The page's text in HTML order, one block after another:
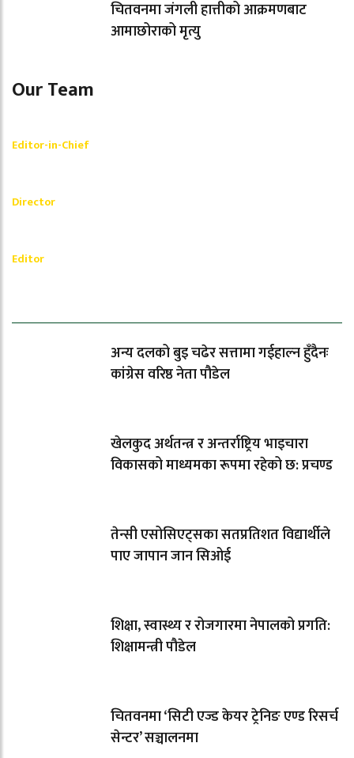
चितवनमा जंगली हात्तीको आक्रमणबाट
आमाछोराको मृत्यु
Our Team
Editor-in-Chief
Director
Editor
अन्य दलको बुइ चढेर सत्तामा गईहाल्न हुँदैनः
कांग्रेस वरिष्ठ नेता पौडेल
खेलकुद अर्थतन्त्र र अन्तर्राष्ट्रिय भाइचारा
विकासको माध्यमका रूपमा रहेको छ: प्रचण्ड
तेन्सी एसोसिएट्सका सतप्रतिशत विद्यार्थीले
पाए जापान जान सिओई
शिक्षा, स्वास्थ्य र रोजगारमा नेपालको प्रगति:
शिक्षामन्त्री पौडेल
चितवनमा ‘सिटी एज्ड केयर ट्रेनिङ एण्ड रिसर्च
सेन्टर’ सञ्चालनमा